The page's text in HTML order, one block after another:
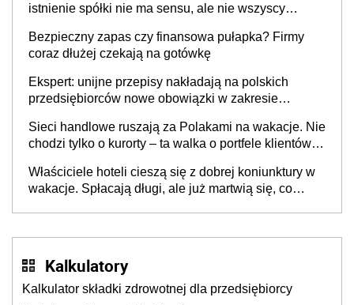
istnienie spółki nie ma sensu, ale nie wszyscy
Bezpieczny zapas czy finansowa pułapka? Firmy
coraz dłużej czekają na gotówkę
Ekspert: unijne przepisy nakładają na polskich
przedsiębiorców nowe obowiązki w zakresie
Sieci handlowe ruszają za Polakami na wakacje. Nie
chodzi tylko o kurorty – ta walka o portfele klientów
cichu
Właściciele hoteli cieszą się z dobrej koniunktury w
wakacje. Spłacają długi, ale już martwią się, co
Kalkulatory
Kalkulator składki zdrowotnej dla przedsiębiorcy